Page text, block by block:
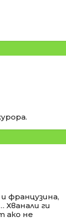
французина,
Хванали ги
ако не